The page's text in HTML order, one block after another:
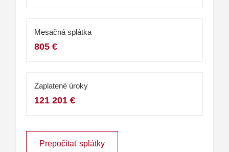
Mesačná splátka
805 €
Zaplatené úroky
121 201 €
Prepočítať splátky